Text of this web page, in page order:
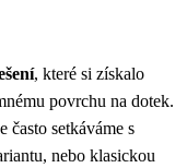
, které si získalo
povrchu na dotek.
často setkáváme s
nebo klasickou